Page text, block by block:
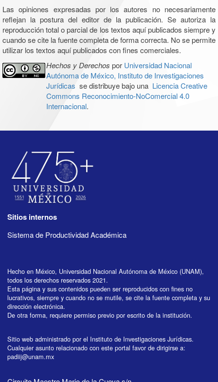
Las opiniones expresadas por los autores no necesariamente
reflejan la postura del editor de la publicación. Se autoriza la
reproducción total o parcial de los textos aquí publicados siempre y
cuando se cite la fuente completa de forma correcta. No se permite
utilizar los textos aquí publicados con fines comerciales.
Hechos y Derechos por Universidad Nacional
Autónoma de México, Instituto de Investigaciones
Jurídicas se distribuye bajo una Licencia Creative
Commons Reconocimiento-NoComercial 4.0
Internacional.
Sitios internos
Sistema de Productividad Académica
Hecho en México, Universidad Nacional Autónoma de México (UNAM),
todos los derechos reservados 2021.
Esta página y sus contenidos pueden ser reproducidos con fines no
lucrativos, siempre y cuando no se mutile, se cite la fuente completa y su
dirección electrónica.
De otra forma, requiere permiso previo por escrito de la institución.
Sitio web administrado por el Instituto de Investigaciones Jurídicas.
Cualquier asunto relacionado con este portal favor de dirigirse a:
padiij@unam.mx